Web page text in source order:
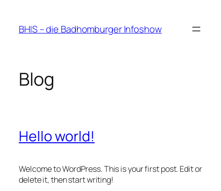
springen
BHIS – die Badhomburger Infoshow
Blog
Hello world!
Welcome to WordPress. This is your first post. Edit or
delete it, then start writing!